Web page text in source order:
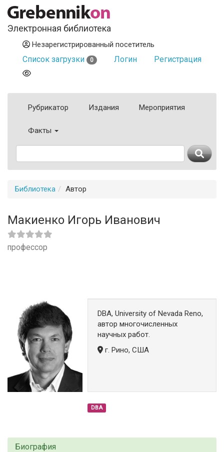
Электронная библиотека
Незарегистрированный посетитель
Список загрузки 0 Логин Регистрация
Рубрикатор Издания Мероприятия
Факты
Библиотека Автор
Макиенко Игорь Иванович
профессор
DBA, University of Nevada Reno,
автор многочисленных
научных работ.
г. Рино, США
DBA
Биография